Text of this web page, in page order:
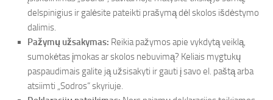
delspinigius ir galėsite pateikti prašymą dėl skolos išdėstymo
dalimis.
Pažymų užsakymas: Reikia pažymos apie vykdytą veiklą,
sumokėtas įmokas ar skolos nebuvimą? Keliais mygtukų
paspaudimais galite ją užsisakyti ir gauti į savo el. paštą arba
atsiimti „Sodros“ skyriuje.